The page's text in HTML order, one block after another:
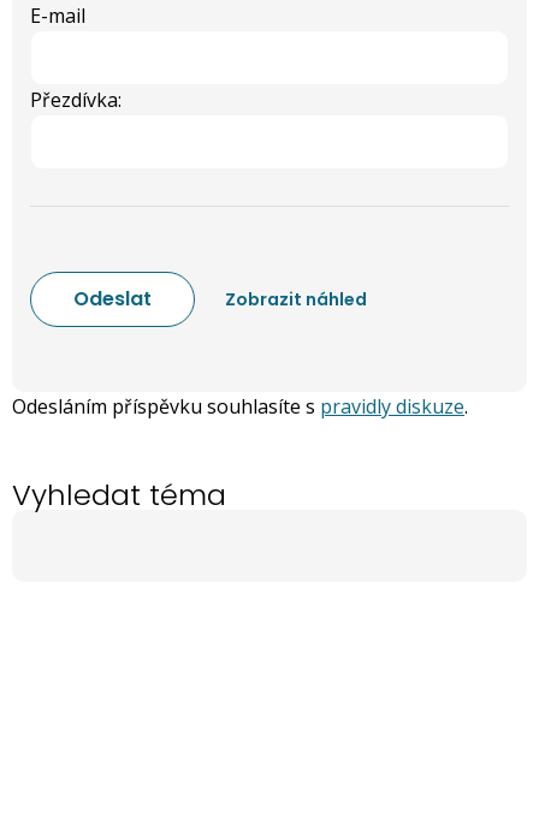
E-mail
Přezdívka:
Odesláním příspěvku souhlasíte s pravidly diskuze.
Vyhledat téma